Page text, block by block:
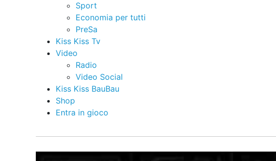
Sport
Economia per tutti
PreSa
Kiss Kiss Tv
Video
Radio
Video Social
Kiss Kiss BauBau
Shop
Entra in gioco